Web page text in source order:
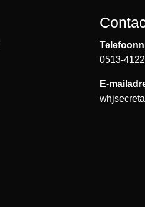
0513-
E-